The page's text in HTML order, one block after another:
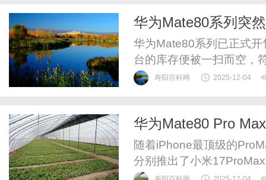
华为Mate80系列突
华为Mate80系列已正式
台的库存便被一扫而空，
一小时就全线缺货，线下
为大批货源正在路上，很
寿阳百科网 2025-12-04
华为Mate80 Pro
集成巅峰？
随着iPhone最顶级的
分别推出了小米
米17ProMax是六千档最